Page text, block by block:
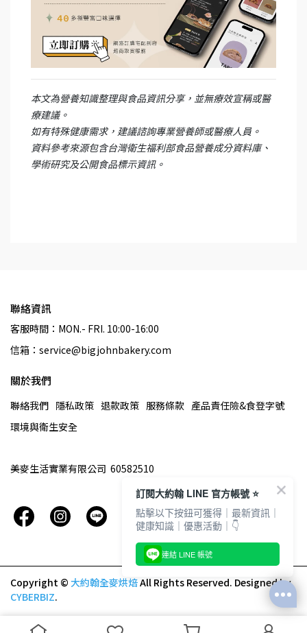
本文為營養知識整理與食品資訊分享，並無療效宣稱或醫
療建議。
如有特殊健康需求，建議諮詢專業營養師或醫療人員。
資料參考來源包含台灣衛生福利部食品營養成分資料庫、
學術研究及公開食品標示資訊。
聯絡資訊
客服時間：MON.- FRI. 10:00-16:00
信箱：service@bigjohnbakery.com
關於我們
聯絡我們 隱私政策 退款政策 服務條款 產品責任險&食登字號
環境與衛生安全
美麥生活實業有限公司  60582510
Copyright © 大約翰全麥烘焙All Rights Reserved. Designed by
CYBERBIZ.
訂閱大約翰 LINE 官方帳號 ⭐️
點擊以下按鈕可獲得｜最新資訊｜
健康知識｜優惠活動｜👇
連結 LINE 帳號